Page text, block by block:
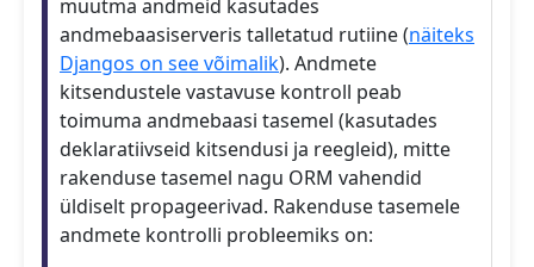
muutma andmeid kasutades
andmebaasiserveris talletatud rutiine (näiteks
Djangos on see võimalik). Andmete
kitsendustele vastavuse kontroll peab
toimuma andmebaasi tasemel (kasutades
deklaratiivseid kitsendusi ja reegleid), mitte
rakenduse tasemel nagu ORM vahendid
üldiselt propageerivad. Rakenduse tasemele
andmete kontrolli probleemiks on: